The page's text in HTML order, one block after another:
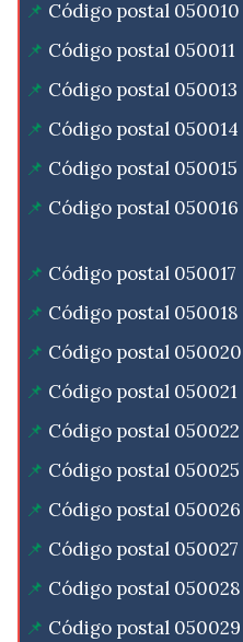
Código postal 050010
Código postal 050011
Código postal 050013
Código postal 050014
Código postal 050015
Código postal 050016
Código postal 050017
Código postal 050018
Código postal 050020
Código postal 050021
Código postal 050022
Código postal 050025
Código postal 050026
Código postal 050027
Código postal 050028
Código postal 050029